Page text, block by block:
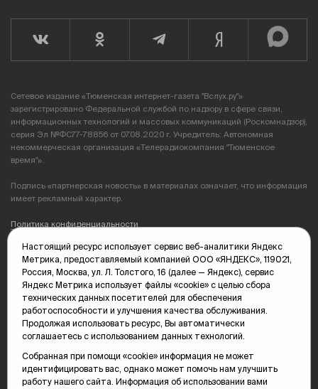
Сетевое издание «Тюменская интернет-газета "Вслух.ру"»
зарегистрировано Федеральной службой по надзору в сфере связи,
информационных технологий и массовых коммуникаций (Роскомнадзор),
серия Эл №ФС77-78856 от 07.08.2020 г. Учредитель: Автономная
некоммерческая организация «Телерадиокомпания "Тюменское
время"».
Подпись «партнерская новость» в материалах означает, что информация
имеет рекламный характер.
Политика конфиденциальности
Редакция: 625035, Тюмень, пр. Геологоразведчиков, 28А
(3452) 68-89-05
edit@vsluh.ru
Главный редактор: Панкина Т.Ю.
kika@vsluh.ru
По вопросам рекламы:
(3452) 68-89-78
kotovaev@sibinformburo.ru
mim@vsluh.ru
Настоящий ресурс использует сервис веб-аналитики Яндекс
Метрика, предоставляемый компанией ООО «ЯНДЕКС», 119021,
Россия, Москва, ул. Л. Толстого, 16 (далее — Яндекс), сервис
Яндекс Метрика использует файлы «cookie» с целью сбора
технических данных посетителей для обеспечения
работоспособности и улучшения качества обслуживания.
Продолжая использовать ресурс, Вы автоматически
соглашаетесь с использованием данных технологий.
Собранная при помощи «cookie» информация не может
идентифицировать вас, однако может помочь нам улучшить
работу нашего сайта. Информация об использовании вами